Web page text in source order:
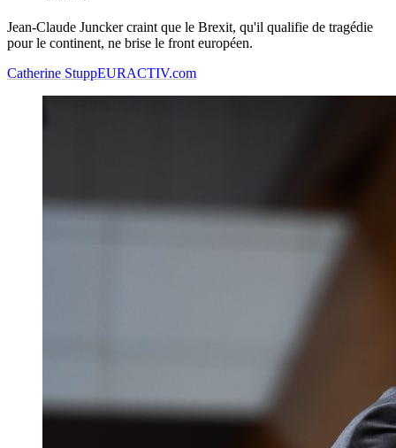
Jean-Claude Juncker craint que le Brexit, qu'il qualifie de tragédie
pour le continent, ne brise le front européen.
Catherine StuppEURACTIV.com